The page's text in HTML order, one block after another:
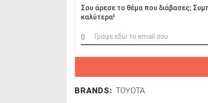
Σου άρεσε το θέμα που διάβασες;
καλύτερα!
BRANDS: TOYOTA